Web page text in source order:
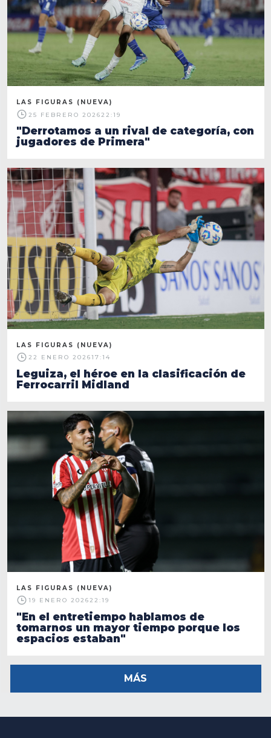
LAS FIGURAS (NUEVA)
25 FEBRERO 202622:19
"Derrotamos a un rival de categoría, con
jugadores de Primera"
LAS FIGURAS (NUEVA)
22 ENERO 202617:14
Leguiza, el héroe en la clasificación de
Ferrocarril Midland
LAS FIGURAS (NUEVA)
19 ENERO 202622:19
"En el entretiempo hablamos de
tomarnos un mayor tiempo porque los
espacios estaban"
MÁS